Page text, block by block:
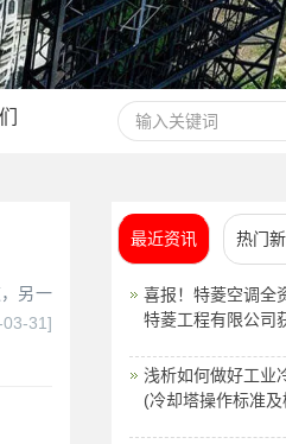
另一
31]
最近资讯 热门
喜报！特菱空调全
特菱工程有限公司
浅析如何做好工业
(冷却塔操作标准